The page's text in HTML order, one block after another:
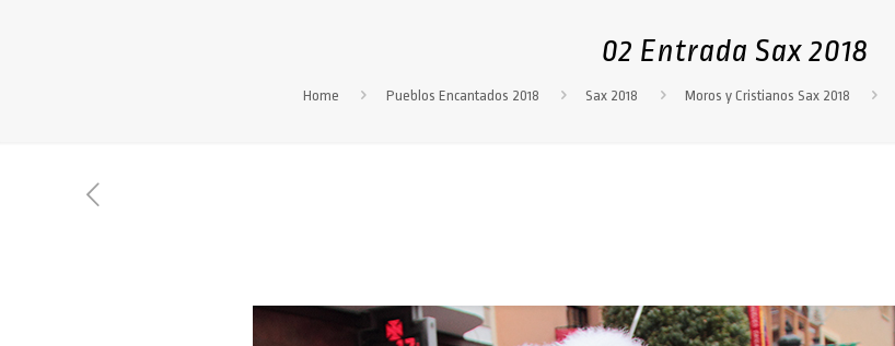
02 Entrada Sax 2018
Home Pueblos Encantados 2018 Sax 2018 Moros y Cristianos Sax 2018